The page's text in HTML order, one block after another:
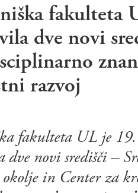
fakulteta
dve novi
razvoj
fakulteta UL je
dve novi središči –
in Center za